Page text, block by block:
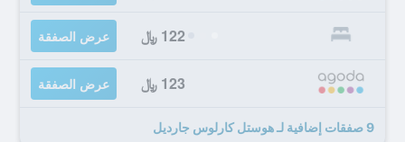
122 ﷼ عرض الصفقة
123 ﷼ عرض الصفقة
9 صفقات إضافية لـ هوستل كارلوس جارديل